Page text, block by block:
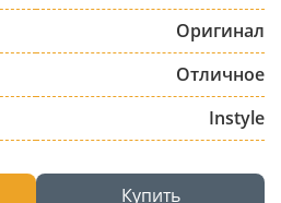
Оригинал
Отличное
Instyle
Купить